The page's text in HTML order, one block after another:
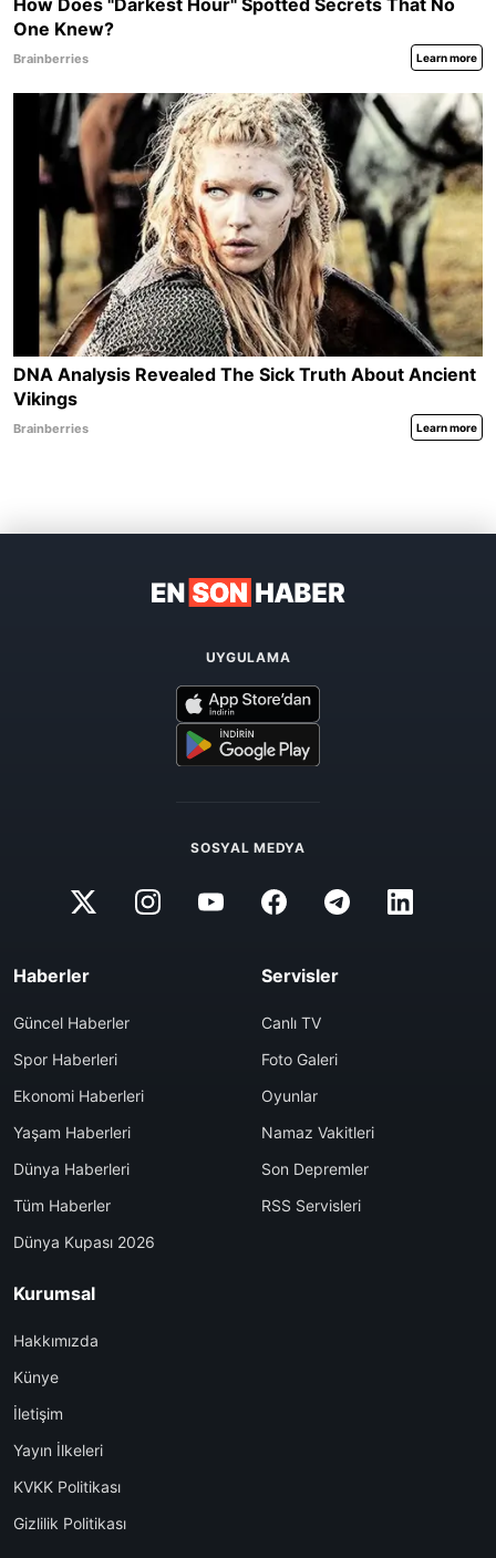
UYGULAMA
SOSYAL MEDYA
Haberler
Güncel Haberler
Spor Haberleri
Ekonomi Haberleri
Yaşam Haberleri
Dünya Haberleri
Tüm Haberler
Dünya Kupası 2026
Servisler
Canlı TV
Foto Galeri
Oyunlar
Namaz Vakitleri
Son Depremler
RSS Servisleri
Kurumsal
Hakkımızda
Künye
İletişim
Yayın İlkeleri
KVKK Politikası
Gizlilik Politikası